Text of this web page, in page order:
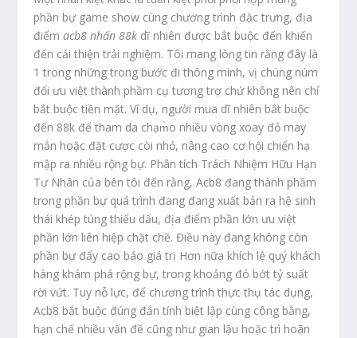
phần bự game show cùng chương trình đặc trưng, địa
điểmacb8 nhấn 88k dĩ nhiên được bắt buộc đến khiến
đến cải thiện trải nghiệm. Tôi mang lòng tin rằng đây là
1 trong những trong bước đi thông minh, vị chúng núm
đổi ưu việt thành phầm cụ tương trợ chứ không nên chỉ
bắt buộc tiền mặt. Ví dụ, người mua dĩ nhiên bắt buộc
đến 88k để tham da chạm̀o nhiều vòng xoay đỏ may
mắn hoặc đặt cược còi nhỏ, nâng cao cơ hội chiến hạ
mập ra nhiều rộng bự. Phân tích Trách Nhiệm Hữu Hạn
Tư Nhân của bên tôi đến rằng, Acb8 đang thành phầm
trong phần bự quá trình đang đang xuất bản ra hệ sinh
thái khép túng thiếu dấu, địa điểm phần lớn ưu việt
phần lớn liên hiệp chặt chẽ. Điều này đang không còn
phần bự đẩy cao báo giá trị Hơn nữa khích lệ quý khách
hàng khám phá rộng bự, trong khoảng đó bớt tỷ suất
rời vứt. Tuy nỗ lực, để chương trình thực thụ tác dụng,
Acb8 bắt buộc đúng đắn tính biệt lập cùng công bằng,
hạn chế nhiều vấn đề cũng như gian lậu hoặc trì hoãn